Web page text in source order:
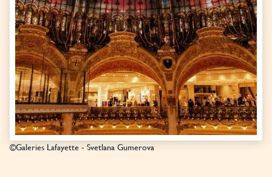
©Galeries Lafayette - Svetlana Gumerova